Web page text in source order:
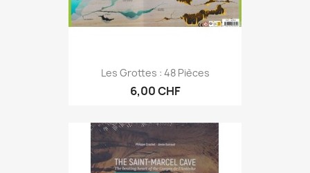
Les Grottes : 48 Pièces
6,00 CHF